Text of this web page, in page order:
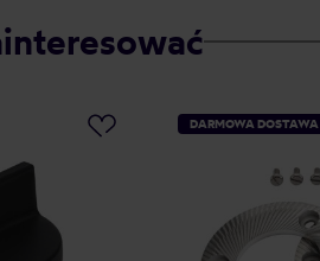
DARMOWA DOSTAWA